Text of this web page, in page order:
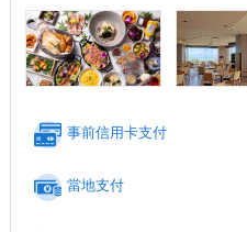
事前信用卡支付
當地支付